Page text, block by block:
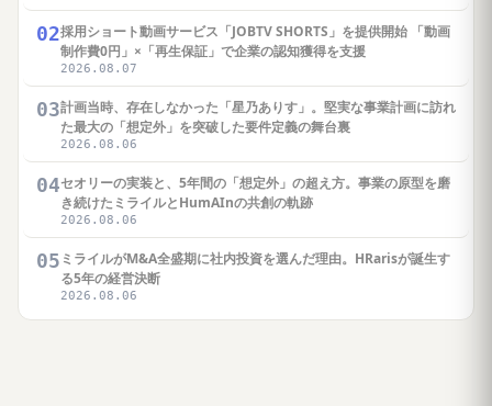
02採用ショート動画サービス「JOBTV SHORTS」を提供開始 「動画
制作費0円」×「再生保証」で企業の認知獲得を支援
2026.08.07
03計画当時、存在しなかった「星乃ありす」。堅実な事業計画に訪れ
た最大の「想定外」を突破した要件定義の舞台裏
2026.08.06
04セオリーの実装と、5年間の「想定外」の超え方。事業の原型を磨
き続けたミライルとHumAInの共創の軌跡
2026.08.06
05 ミライルがM&A全盛期に社内投資を選んだ理由。HRarisが誕生す
る5年の経営決断
2026.08.06